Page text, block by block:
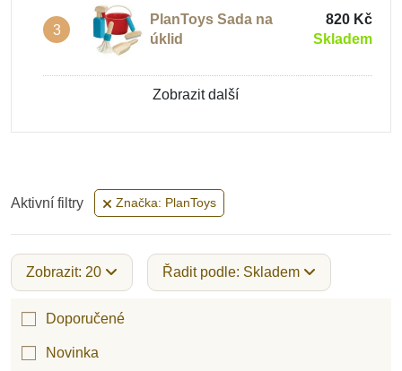
3
PlanToys Sada na
úklid
820 Kč
Skladem
Zobrazit další
Aktivní filtry Značka: PlanToys
Zobrazit: 20 Řadit podle: Skladem
Doporučené
Novinka